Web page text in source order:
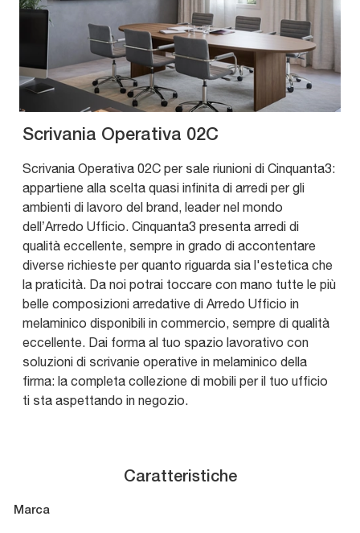
Scrivania Operativa 02C
Scrivania Operativa 02C per sale riunioni di Cinquanta3:
appartiene alla scelta quasi infinita di arredi per gli
ambienti di lavoro del brand, leader nel mondo
dell’Arredo Ufficio. Cinquanta3 presenta arredi di
qualità eccellente, sempre in grado di accontentare
diverse richieste per quanto riguarda sia l'estetica che
la praticità. Da noi potrai toccare con mano tutte le più
belle composizioni arredative di Arredo Ufficio in
melaminico disponibili in commercio, sempre di qualità
eccellente. Dai forma al tuo spazio lavorativo con
soluzioni di scrivanie operative in melaminico della
firma: la completa collezione di mobili per il tuo ufficio
ti sta aspettando in negozio.
Caratteristiche
Marca